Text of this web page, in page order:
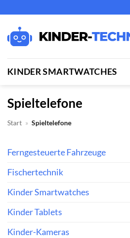
springen
KINDER SMARTWATCHES
Spieltelefone
Start » Spieltelefone
Ferngesteuerte Fahrzeuge
Fischertechnik
Kinder Smartwatches
Kinder Tablets
Kinder-Kameras